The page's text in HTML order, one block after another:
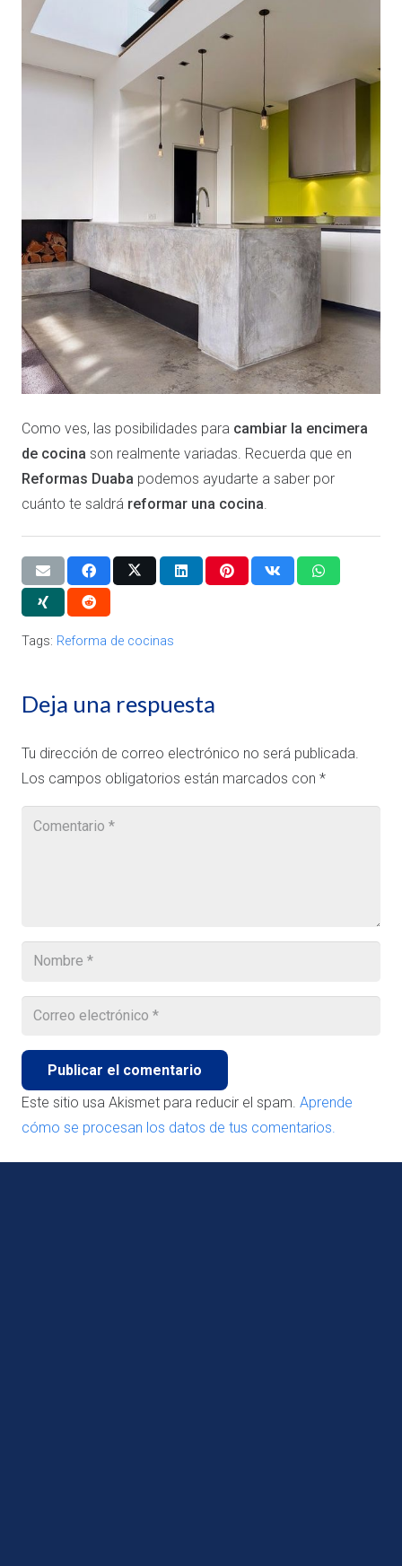
Como ves, las posibilidades para cambiar la encimera
de cocina son realmente variadas. Recuerda que en
Reformas Duaba podemos ayudarte a saber por
cuánto te saldrá reformar una cocina.
Tags: Reforma de cocinas
Deja una respuesta
Tu dirección de correo electrónico no será publicada.
Los campos obligatorios están marcados con *
Publicar el comentario
Este sitio usa Akismet para reducir el spam. Aprende
cómo se procesan los datos de tus comentarios.